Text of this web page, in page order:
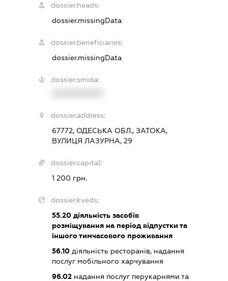
dossier.heads:
dossier.missingData
dossier.beneficiaries:
dossier.missingData
dossier.smida:
dossier.address:
67772, ОДЕСЬКА ОБЛ., ЗАТОКА,
ВУЛИЦЯ ЛАЗУРНА, 29
dossier.capital:
1 200 грн.
dossier.kveds:
55.20 діяльність засобів
розміщування на період відпустки та
іншого тимчасового проживання
56.10 діяльність ресторанів, надання
послуг мобільного харчування
96.02 надання послуг перукарнями та